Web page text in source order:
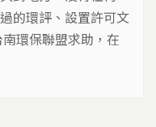
的環評、設置許可文
環保聯盟求助，在
後，反永揚掩埋場才